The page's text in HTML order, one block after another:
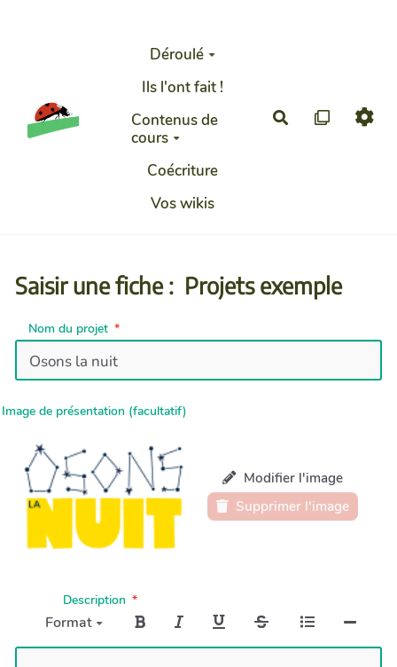
Déroulé
Ils l'ont fait !
Contenus de
cours
Coécriture
Vos wikis
Rechercher
Saisir une fiche : Projets exemple
Nom du projet
Image de présentation (facultatif)
Modifier l'image
Supprimer l'image
Description
Format